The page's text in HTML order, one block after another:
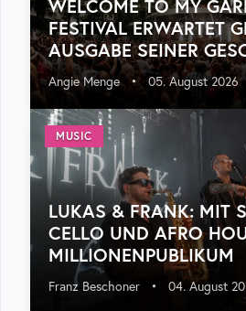
WELCOME TO MY
FESTIVAL ERWARTET
USGABE SEINER
Angie Menge • 05. August 2026
MUSIC
LUKAS & FRANK: MIT
CELLO UND AFRO
MILLIONENPUBLIKUM
Franz Beschoner • 04. August